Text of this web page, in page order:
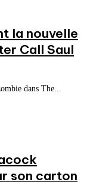
la nouvelle
Call Saul
dans The...
son carton